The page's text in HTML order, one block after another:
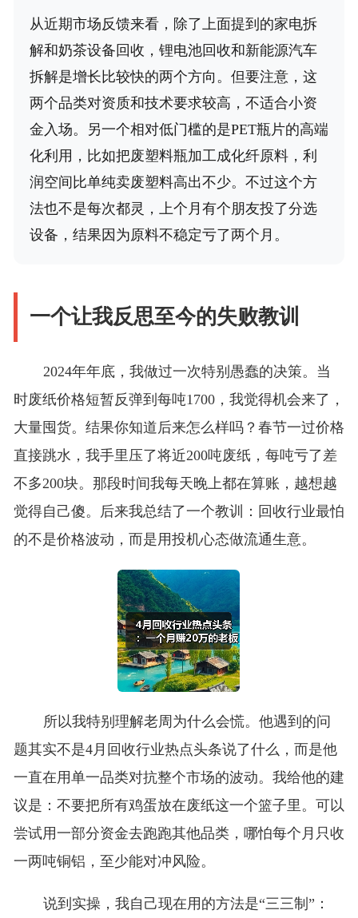
从近期市场反馈来看，除了上面提到的家电拆
解和奶茶设备回收，锂电池回收和新能源汽车
拆解是增长比较快的两个方向。但要注意，这
两个品类对资质和技术要求较高，不适合小资
金入场。另一个相对低门槛的是PET瓶片的高端
化利用，比如把废塑料瓶加工成化纤原料，利
润空间比单纯卖废塑料高出不少。不过这个方
法也不是每次都灵，上个月有个朋友投了分选
设备，结果因为原料不稳定亏了两个月。
一个让我反思至今的失败教训
2024年年底，我做过一次特别愚蠢的决策。当
时废纸价格短暂反弹到每吨1700，我觉得机会来了，
大量囤货。结果你知道后来怎么样吗？春节一过价格
直接跳水，我手里压了将近200吨废纸，每吨亏了差
不多200块。那段时间我每天晚上都在算账，越想越
觉得自己傻。后来我总结了一个教训：回收行业最怕
的不是价格波动，而是用投机心态做流通生意。
所以我特别理解老周为什么会慌。他遇到的问
题其实不是4月回收行业热点头条说了什么，而是他
一直在用单一品类对抗整个市场的波动。我给他的建
议是：不要把所有鸡蛋放在废纸这一个篮子里。可以
尝试用一部分资金去跑跑其他品类，哪怕每个月只收
一两吨铜铝，至少能对冲风险。
说到实操，我自己现在用的方法是“三三制”：